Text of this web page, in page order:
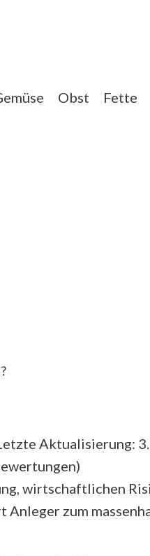
Obst Fette
Aktualisierung:
)
wirtschaftlichen
zum